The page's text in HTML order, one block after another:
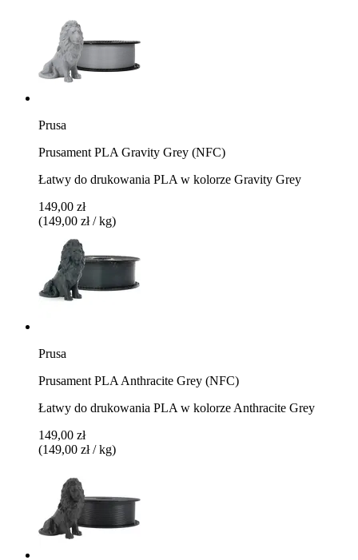
Prusa
Prusament PLA Gravity Grey (NFC)
Łatwy do drukowania PLA w kolorze Gravity Grey
149,00 zł
(149,00 zł / kg)
Prusa
Prusament PLA Anthracite Grey (NFC)
Łatwy do drukowania PLA w kolorze Anthracite Grey
149,00 zł
(149,00 zł / kg)